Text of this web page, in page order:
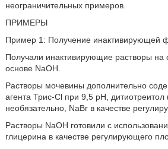
неограничительных примеров.
ПРИМЕРЫ
Пример 1: Получение инактивирующей
Получали инактивирующие растворы на
основе NaOH.
Растворы мочевины дополнительно
агента Трис-Cl при 9,5 рН,
необязательно, NaBr в качестве
Растворы NaOH готовили с
глицерина в качестве регулирующего